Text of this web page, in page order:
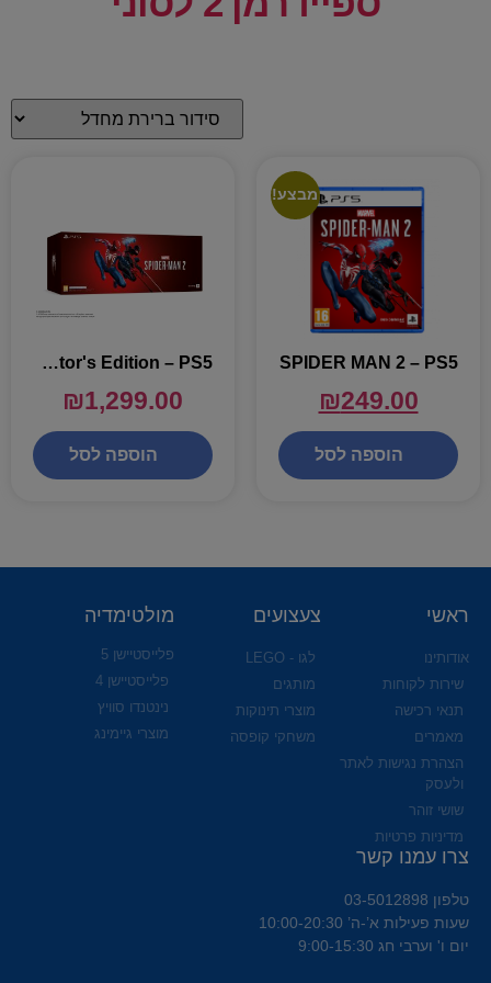
מבצע!
SPIDER MAN 2 – PS5
₪249.00
הוספה לסל
SPIDER MAN 2 Collector's Edition – PS5
₪1,299.00
הוספה לסל
ראשי
אודותינו
שירות לקוחות
תנאי רכישה
מאמרים
הצהרת נגישות לאתר
ולעסק
שושי זוהר
מדיניות פרטיות
צעצועים
לגו - LEGO
מותגים
מוצרי תינוקות
משחקי קופסה
מולטימדיה
פלייסטיישן 5
פלייסטיישן 4
נינטנדו סוויץ
מוצרי גיימינג
צרו עמנו קשר
טלפון 03-5012898
שעות פעילות א’-ה’ 10:00-20:30
יום ו' וערבי חג 9:00-15:30